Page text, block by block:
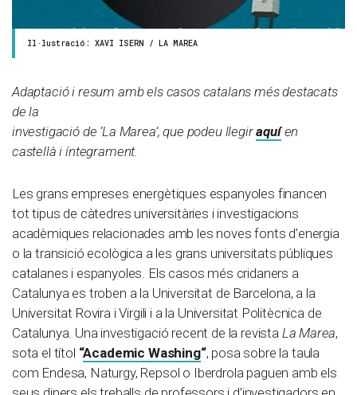
Il·lustració: XAVI ISERN / LA MAREA
Adaptació i resum amb els casos catalans més destacats
de la
investigació de ‘La Marea’, que podeu llegiraquíen
castellà i íntegrament.
Les grans empreses energètiques espanyoles financen
tot tipus de càtedres universitàries i investigacions
acadèmiques relacionades amb les noves fonts d’energia
o la transició ecològica a les grans universitats públiques
catalanes i espanyoles. Els casos més cridaners a
Catalunya es troben a la Universitat de Barcelona, a la
Universitat Rovira i Virgili i a la Universitat Politècnica de
Catalunya. Una investigació recent de la revista La Marea,
sota el títol “Academic Washing“, posa sobre la taula
com Endesa, Naturgy, Repsol o Iberdrola paguen amb els